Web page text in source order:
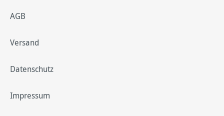
AGB
Versand
Datenschutz
Impressum